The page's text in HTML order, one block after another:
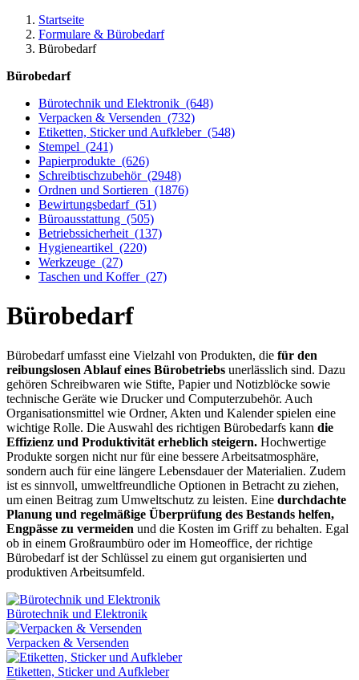
Startseite
Formulare & Bürobedarf
Bürobedarf
Bürobedarf
Bürotechnik und Elektronik (648)
Verpacken & Versenden (732)
Etiketten, Sticker und Aufkleber (548)
Stempel (241)
Papierprodukte (626)
Schreibtischzubehör (2948)
Ordnen und Sortieren (1876)
Bewirtungsbedarf (51)
Büroausstattung (505)
Betriebssicherheit (137)
Hygieneartikel (220)
Werkzeuge (27)
Taschen und Koffer (27)
Bürobedarf
Bürobedarf umfasst eine Vielzahl von Produkten, die für den
reibungslosen Ablauf eines Bürobetriebs unerlässlich sind. Dazu
gehören Schreibwaren wie Stifte, Papier und Notizblöcke sowie
technische Geräte wie Drucker und Computerzubehör. Auch
Organisationsmittel wie Ordner, Akten und Kalender spielen eine
wichtige Rolle. Die Auswahl des richtigen Bürobedarfs kann die
Effizienz und Produktivität erheblich steigern. Hochwertige
Produkte sorgen nicht nur für eine bessere Arbeitsatmosphäre,
sondern auch für eine längere Lebensdauer der Materialien. Zudem
ist es sinnvoll, umweltfreundliche Optionen in Betracht zu ziehen,
um einen Beitrag zum Umweltschutz zu leisten. Eine durchdachte
Planung und regelmäßige Überprüfung des Bestands helfen,
Engpässe zu vermeiden und die Kosten im Griff zu behalten. Egal
ob in einem Großraumbüro oder im Homeoffice, der richtige
Bürobedarf ist der Schlüssel zu einem gut organisierten und
produktiven Arbeitsumfeld.
Bürotechnik und Elektronik
Verpacken & Versenden
Etiketten, Sticker und Aufkleber